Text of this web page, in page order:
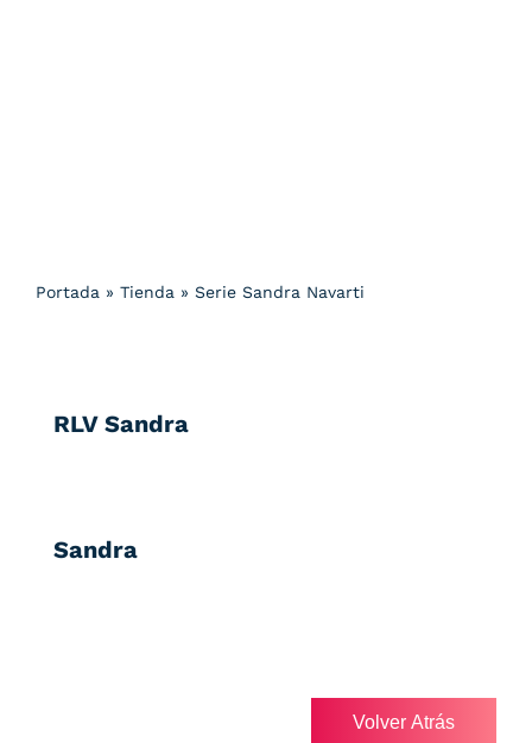
Portada » Tienda » Serie Sandra Navarti
RLV Sandra
Sandra
Volver Atrás